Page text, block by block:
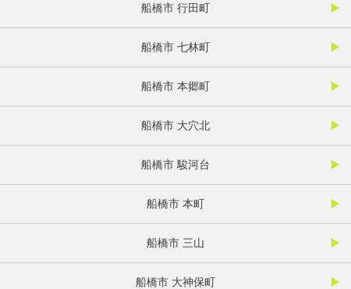
船橋市 行田町
船橋市 七林町
船橋市 本郷町
船橋市 大穴北
船橋市 駿河台
船橋市 本町
船橋市 三山
船橋市 大神保町